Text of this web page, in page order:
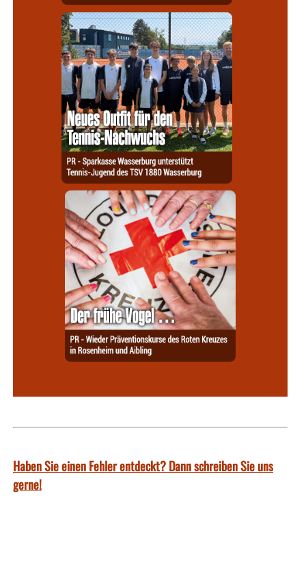
Haben Sie einen Fehler entdeckt? Dann schreiben Sie uns
gerne!